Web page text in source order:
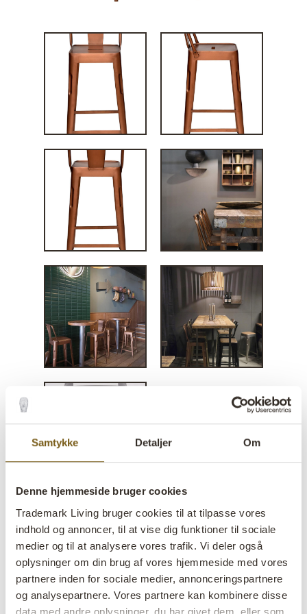
Samtykke Detaljer Om
Denne hjemmeside bruger cookies
Trademark Living bruger cookies til at tilpasse vores
indhold og annoncer, til at vise dig funktioner til sociale
medier og til at analysere vores trafik. Vi deler også
oplysninger om din brug af vores hjemmeside med vores
partnere inden for sociale medier, annonceringspartnere
og analysepartnere. Vores partnere kan kombinere disse
data med andre oplysninger, du har givet dem, eller som
Copenhagen barstol -
antikkobber
lens På lager